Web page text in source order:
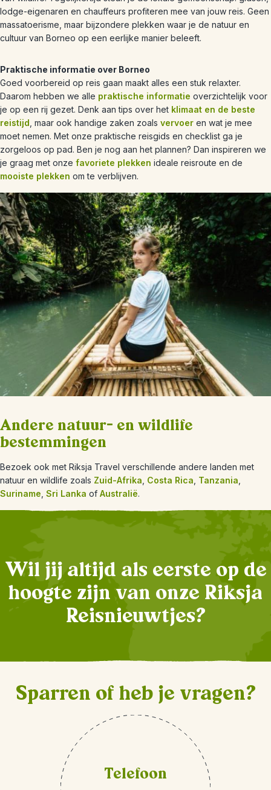
lodge-eigenaren en chauffeurs profiteren mee van jouw reis. Geen
massatoerisme, maar bijzondere plekken waar je de natuur en
cultuur van Borneo op een eerlijke manier beleeft.
Praktische informatie over Borneo
Goed voorbereid op reis gaan maakt alles een stuk relaxter.
Daarom hebben we alle praktische informatie overzichtelijk voor
je op een rij gezet. Denk aan tips over het klimaat en de beste
reistijd , maar ook handige zaken zoals vervoer en wat je mee
moet nemen. Met onze praktische reisgids en checklist ga je
zorgeloos op pad. Ben je nog aan het plannen? Dan inspireren we
je graag met onze favoriete plekken ideale reisroute en de
mooiste plekken om te verblijven.
Andere natuur- en wildlife
bestemmingen
Bezoek ook met Riksja Travel verschillende andere landen met
natuur en wildlife zoals Zuid-Afrika Costa Rica Tanzania
Suriname Sri Lanka of Australië.
Wil jij altijd als eerste op de
hoogte zijn van onze Riksja
Reisnieuwtjes?
Sparren of heb je vragen?
Telefoon